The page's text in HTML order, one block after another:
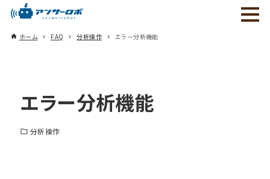
ホーム FAQ 分析操作 エラー分析機能
エラー分析機能
分析操作